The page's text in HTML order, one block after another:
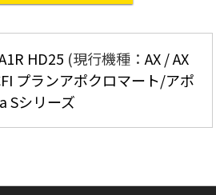
HD25 (現行機種：AX / AX
プランアポクロマート/アポ
Sシリーズ